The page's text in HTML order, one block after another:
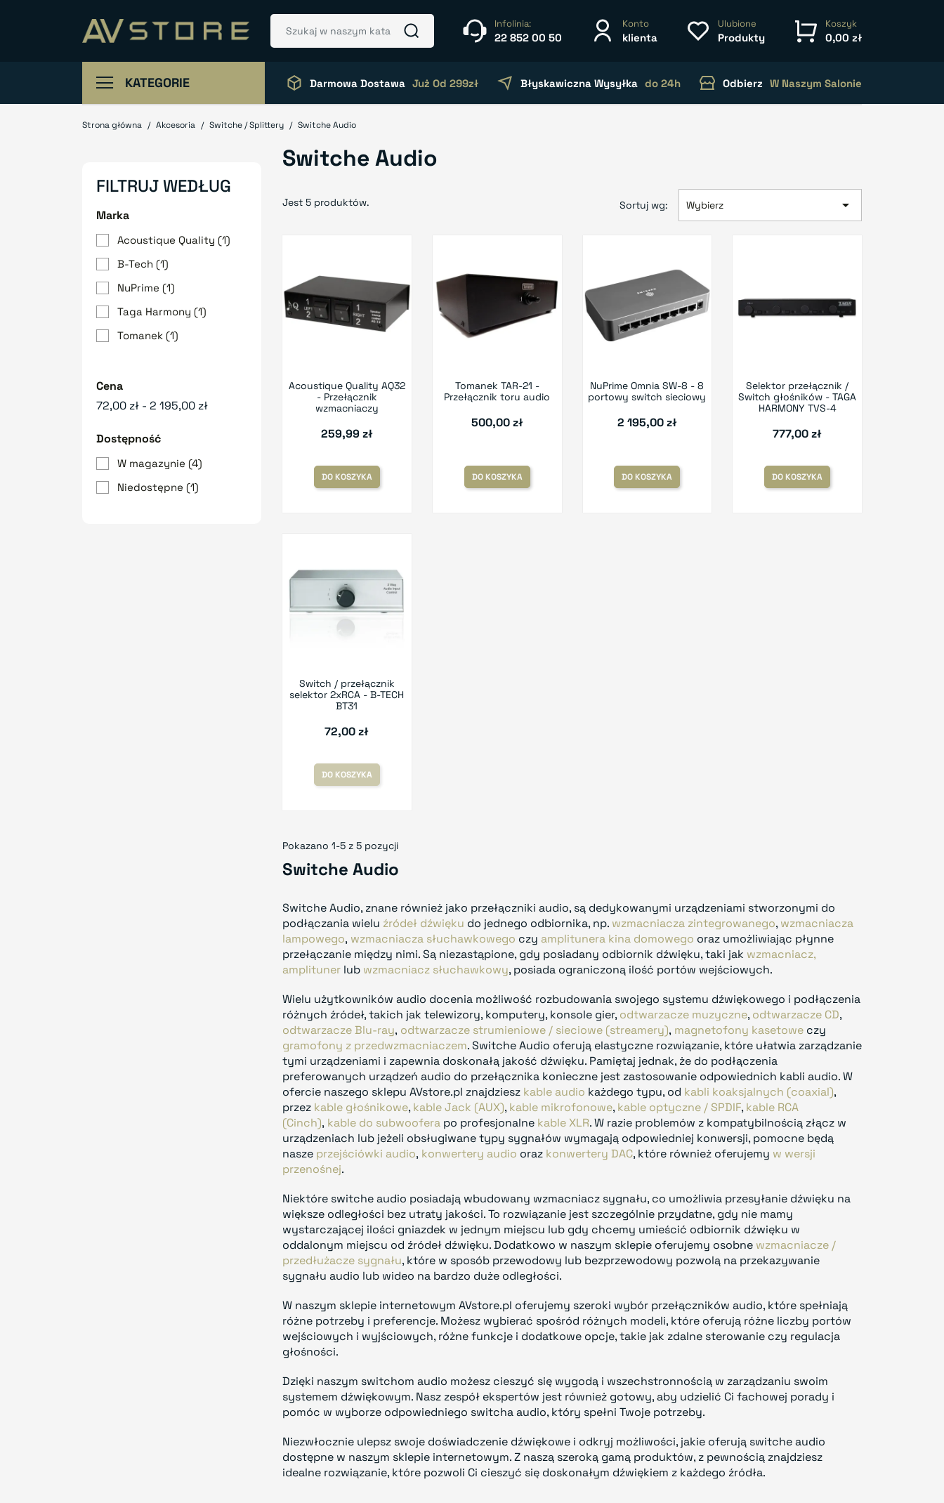
Infolinia:
22 852 00 50
Konto
klienta
Ulubione
Produkty
Koszyk
0,00 zł
KATEGORIE Darmowa Dostawa Już Od 299zł Błyskawiczna Wysyłka do 24h Odbierz W Naszym Salonie
Strona główna Akcesoria Switche / Splittery Switche Audio
FILTRUJ WEDŁUG
Marka
Acoustique Quality (1)
B-Tech (1)
NuPrime (1)
Taga Harmony (1)
Tomanek (1)
Cena
72,00 zł - 2 195,00 zł
Dostępność
W magazynie (4)
Niedostępne (1)
Switche Audio
Jest 5 produktów. Sortuj wg: Wybierz 
Acoustique Quality AQ32
- Przełącznik
wzmacniaczy
259,99 zł
DO KOSZYKA
Tomanek TAR-21 -
Przełącznik toru audio
500,00 zł
DO KOSZYKA
NuPrime Omnia SW-8 - 8
portowy switch sieciowy
2 195,00 zł
DO KOSZYKA
Selektor przełącznik /
Switch głośników - TAGA
HARMONY TVS-4
777,00 zł
DO KOSZYKA
Switch / przełącznik
selektor 2xRCA - B-TECH
BT31
72,00 zł
DO KOSZYKA
Pokazano 1-5 z 5 pozycji
Switche Audio
Switche Audio, znane również jako przełączniki audio, są dedykowanymi urządzeniami stworzonymi do
podłączania wielu źródeł dźwięku do jednego odbiornika, np. wzmacniacza zintegrowanego, wzmacniacza
lampowego, wzmacniacza słuchawkowego czy amplitunera kina domowego oraz umożliwiając płynne
przełączanie między nimi. Są niezastąpione, gdy posiadany odbiornik dźwięku, taki jak wzmacniacz,
amplituner lub wzmacniacz słuchawkowy, posiada ograniczoną ilość portów wejściowych.
Wielu użytkowników audio docenia możliwość rozbudowania swojego systemu dźwiękowego i podłączenia
różnych źródeł, takich jak telewizory, komputery, konsole gier, odtwarzacze muzyczne, odtwarzacze CD,
odtwarzacze Blu-ray, odtwarzacze strumieniowe / sieciowe (streamery), magnetofony kasetowe czy
gramofony z przedwzmacniaczem. Switche Audio oferują elastyczne rozwiązanie, które ułatwia zarządzanie
tymi urządzeniami i zapewnia doskonałą jakość dźwięku. Pamiętaj jednak, że do podłączenia
preferowanych urządzeń audio do przełącznika konieczne jest zastosowanie odpowiednich kabli audio. W
ofercie naszego sklepu AVstore.pl znajdziesz kable audio każdego typu, od kabli koaksjalnych (coaxial),
przez kable głośnikowe, kable Jack (AUX), kable mikrofonowe, kable optyczne / SPDIF, kable RCA
(Cinch), kable do subwoofera po profesjonalne kable XLR. W razie problemów z kompatybilnością złącz w
urządzeniach lub jeżeli obsługiwane typy sygnałów wymagają odpowiedniej konwersji, pomocne będą
nasze przejściówki audio, konwertery audio oraz konwertery DAC, które również oferujemy w wersji
przenośnej.
Niektóre switche audio posiadają wbudowany wzmacniacz sygnału, co umożliwia przesyłanie dźwięku na
większe odległości bez utraty jakości. To rozwiązanie jest szczególnie przydatne, gdy nie mamy
wystarczającej ilości gniazdek w jednym miejscu lub gdy chcemy umieścić odbiornik dźwięku w
oddalonym miejscu od źródeł dźwięku. Dodatkowo w naszym sklepie oferujemy osobne wzmacniacze /
przedłużacze sygnału, które w sposób przewodowy lub bezprzewodowy pozwolą na przekazywanie
sygnału audio lub wideo na bardzo duże odległości.
W naszym sklepie internetowym AVstore.pl oferujemy szeroki wybór przełączników audio, które spełniają
różne potrzeby i preferencje. Możesz wybierać spośród różnych modeli, które oferują różne liczby portów
wejściowych i wyjściowych, różne funkcje i dodatkowe opcje, takie jak zdalne sterowanie czy regulacja
głośności.
Dzięki naszym switchom audio możesz cieszyć się wygodą i wszechstronnością w zarządzaniu swoim
systemem dźwiękowym. Nasz zespół ekspertów jest również gotowy, aby udzielić Ci fachowej porady i
pomóc w wyborze odpowiedniego switcha audio, który spełni Twoje potrzeby.
Niezwłocznie ulepsz swoje doświadczenie dźwiękowe i odkryj możliwości, jakie oferują switche audio
dostępne w naszym sklepie internetowym. Z naszą szeroką gamą produktów, z pewnością znajdziesz
idealne rozwiązanie, które pozwoli Ci cieszyć się doskonałym dźwiękiem z każdego źródła.